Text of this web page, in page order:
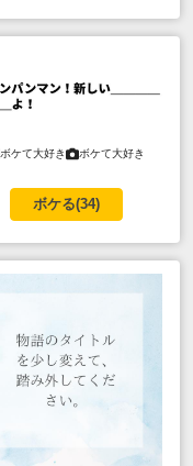
ボケて大好き ボケて大好き
ボケる(34)